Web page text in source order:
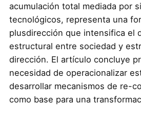
acumulación total mediada por
tecnológicos, representa una
plusdirección que intensifica el
estructural entre sociedad y
dirección. El artículo concluye
necesidad de operacionalizar
desarrollar mecanismos de re-
como base para una